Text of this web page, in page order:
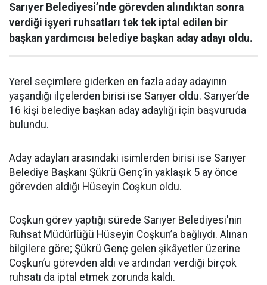
Sarıyer Belediyesi’nde görevden alındıktan sonra
verdiği işyeri ruhsatları tek tek iptal edilen bir
başkan yardımcısı belediye başkan aday adayı oldu.
Yerel seçimlere giderken en fazla aday adayının
yaşandığı ilçelerden birisi ise Sarıyer oldu. Sarıyer’de
16 kişi belediye başkan aday adaylığı için başvuruda
bulundu.
Aday adayları arasındaki isimlerden birisi ise Sarıyer
Belediye Başkanı Şükrü Genç’in yaklaşık 5 ay önce
görevden aldığı Hüseyin Coşkun oldu.
Coşkun görev yaptığı sürede Sarıyer Belediyesi'nin
Ruhsat Müdürlüğü Hüseyin Coşkun’a bağlıydı. Alınan
bilgilere göre; Şükrü Genç gelen şikâyetler üzerine
Coşkun’u görevden aldı ve ardından verdiği birçok
ruhsatı da iptal etmek zorunda kaldı.